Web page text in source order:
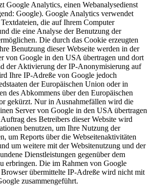
Google Analytics, einen Webanalysedienst
Google). Google Analytics verwendet
die auf Ihrem Computer
die eine Analyse der Benutzung der
Die durch das Cookie erzeugten
Benutzung dieser Webseite werden in der
von Google in den USA übertragen und dort
der Aktivierung der IP-Anonymisierung auf
Ihre IP-Adreße von Google jedoch
der Europäischen Union oder in
des Abkommens über den Europäischen
gekürzt. Nur in Ausnahmefällen wird die
Server von Google in den USA übertragen
des Betreibers dieser Website wird
benutzen, um Ihre Nutzung der
um Reports über die Webseitenaktivitäten
um weitere mit der Websitenutzung und der
Dienstleistungen gegenüber dem
erbringen. Die im Rahmen von Google
übermittelte IP-Adreße wird nicht mit
zusammengeführt.